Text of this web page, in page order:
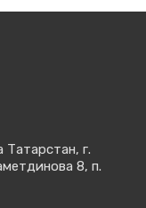
г.
8, п.